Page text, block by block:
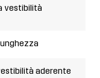
vestibilità
aderente